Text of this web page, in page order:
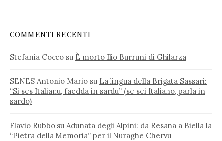
COMMENTI RECENTI
Stefania Cocco su È morto Ilio Burruni di Ghilarza
SENES Antonio Mario su La lingua della Brigata Sassari:
“Si ses Italianu, faedda in sardu” (se sei Italiano, parla in
sardo)
Flavio Rubbo su Adunata degli Alpini: da Resana a Biella la
“Pietra della Memoria” per il Nuraghe Chervu